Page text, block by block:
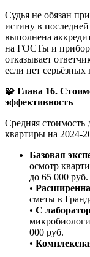
Судья не обязан
истину в
выполнена
на ГОСТы и
отказывает
если нет
🧩 Глава 16.
эффективность
Средняя стоимость
квартиры на 2024-
Базовая
осмотр
до 65 000 руб.
•
сметы в
• С
000 руб.
•